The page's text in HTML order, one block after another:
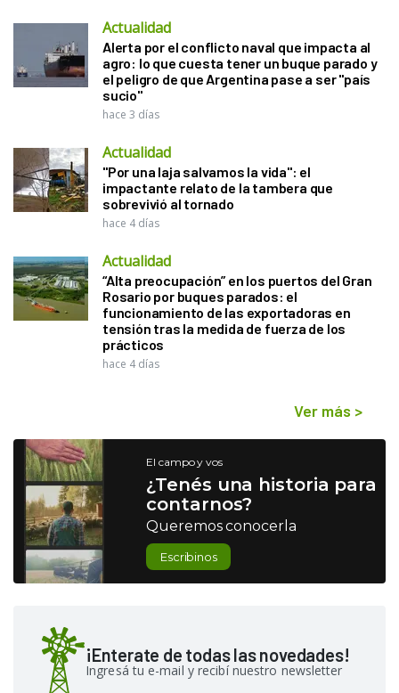
Actualidad
Alerta por el conflicto naval que impacta al
agro: lo que cuesta tener un buque parado y
el peligro de que Argentina pase a ser "país
sucio"
hace 3 días
Actualidad
"Por una laja salvamos la vida": el
impactante relato de la tambera que
sobrevivió al tornado
hace 4 días
Actualidad
“Alta preocupación” en los puertos del Gran
Rosario por buques parados: el
funcionamiento de las exportadoras en
tensión tras la medida de fuerza de los
prácticos
hace 4 días
Ver más >
El campo y vos
¿Tenés una historia para
contarnos?
Queremos conocerla
Escribinos
¡Enterate de todas las novedades!
Ingresá tu e-mail y recibí nuestro newsletter